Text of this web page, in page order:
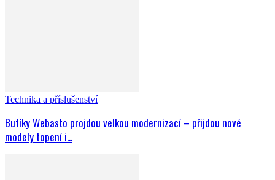
Technika a příslušenství
Bufíky Webasto projdou velkou modernizací – přijdou nové
modely topení i...